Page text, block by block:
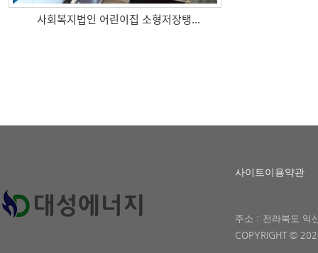
사회복지법인 어린이집 소형저장탱...
사이트이용약관
주소 : 전라북도 익
COPYRIGHT ©